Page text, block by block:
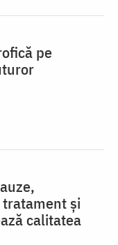
pe
și
calitatea